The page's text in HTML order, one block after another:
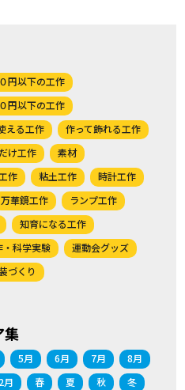
円以下の工作
円以下の工作
える工作
作って飾れる工作
け工作
素材
作 粘土工作
時計工作
万華鏡工作
ランプ工作
知育になる工作
・科学実験
運動会グッズ
づくり
集
5月 6月 7月
8月
月 春 夏 秋
冬